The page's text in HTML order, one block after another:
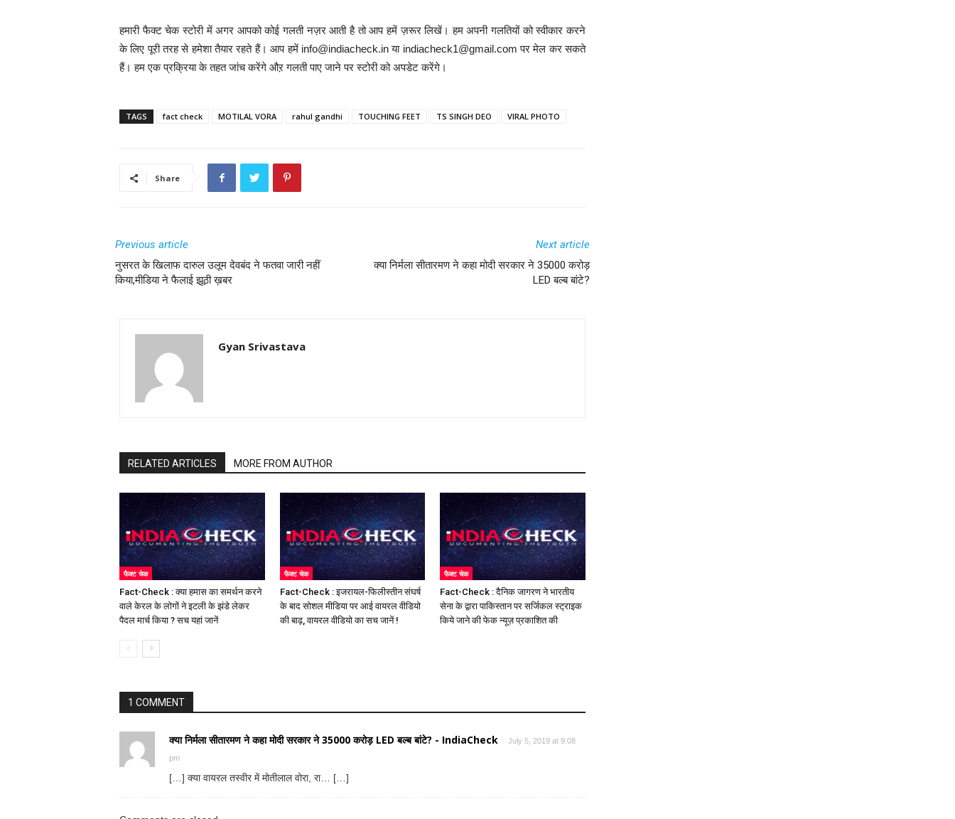
हमारी फैक्ट चेक स्टोरी में अगर आपको कोई गलती नज़र आती है तो आप हमें ज़रूर लिखें। हम अपनी गलतियों को स्वीकार करने
के लिए पूरी तरह से हमेशा तैयार रहते हैं। आप हमें info@indiacheck.in या indiacheck1@gmail.com पर मेल कर सकते
हैं। हम एक प्रक्रिया के तहत जांच करेंगे औऱ गलती पाए जाने पर स्टोरी को अपडेट करेंगे।
TAGS fact check MOTILAL VORA rahul gandhi TOUCHING FEET TS SINGH DEO VIRAL PHOTO
Share
Previous article
नुसरत के खिलाफ दारुल उलूम देवबंद ने फतवा जारी नहीं
किया,मीडिया ने फैलाई झूठी ख़बर
Next article
क्या निर्मला सीतारमण ने कहा मोदी सरकार ने 35000 करोड़
LED बल्ब बांटे?
Gyan Srivastava
RELATED ARTICLES MORE FROM AUTHOR
फैक्ट चेक
Fact-Check : क्या हमास का समर्थन करने
वाले केरल के लोगों ने इटली के झंडे लेकर
पैदल मार्च किया ? सच यहां जानें
फैक्ट चेक
Fact-Check : इजरायल-फिलीस्तीन संघर्ष
के बाद सोशल मीडिया पर आई वायरल वीडियो
की बाढ़, वायरल वीडियो का सच जानें !
फैक्ट चेक
Fact-Check : दैनिक जागरण ने भारतीय
सेना के द्वारा पाकिस्तान पर सर्जिकल स्ट्राइक
किये जाने की फेक न्यूज़ प्रकाशित की
1 COMMENT
क्या निर्मला सीतारमण ने कहा मोदी सरकार ने 35000 करोड़ LED बल्ब बांटे? - IndiaCheck
July 5, 2019 at 9:08
pm
[…] क्या वायरल तस्वीर में मोतीलाल वोरा, रा… […]